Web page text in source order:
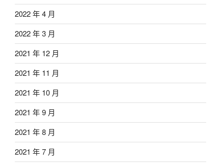
2022 年 4 月
2022 年 3 月
2021 年 12 月
2021 年 11 月
2021 年 10 月
2021 年 9 月
2021 年 8 月
2021 年 7 月